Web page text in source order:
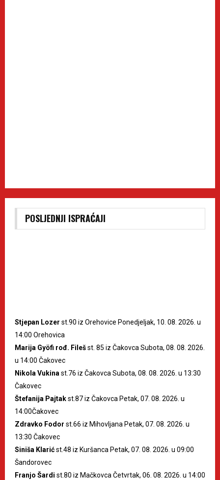
POSLJEDNJI ISPRAĆAJI
Stjepan Lozer st.90 iz Orehovice Ponedjeljak, 10. 08. 2026. u
14:00 Orehovica
Marija Gyöfi rođ. Filešst. 85 iz Čakovca Subota, 08. 08. 2026.
u 14:00 Čakovec
Nikola Vukinast.76 iz Čakovca Subota, 08. 08. 2026. u 13:30
Čakovec
Štefanija Pajtakst.87 iz Čakovca Petak, 07. 08. 2026. u
14:00Čakovec
Zdravko Fodor st.66 iz Mihovljana Petak, 07. 08. 2026. u
13:30 Čakovec
Siniša Klarićst.48 iz Kuršanca Petak, 07. 08. 2026. u 09:00
Šandorovec
Franjo Šardi st.80 iz Mačkovca Četvrtak, 06. 08. 2026. u 14:00